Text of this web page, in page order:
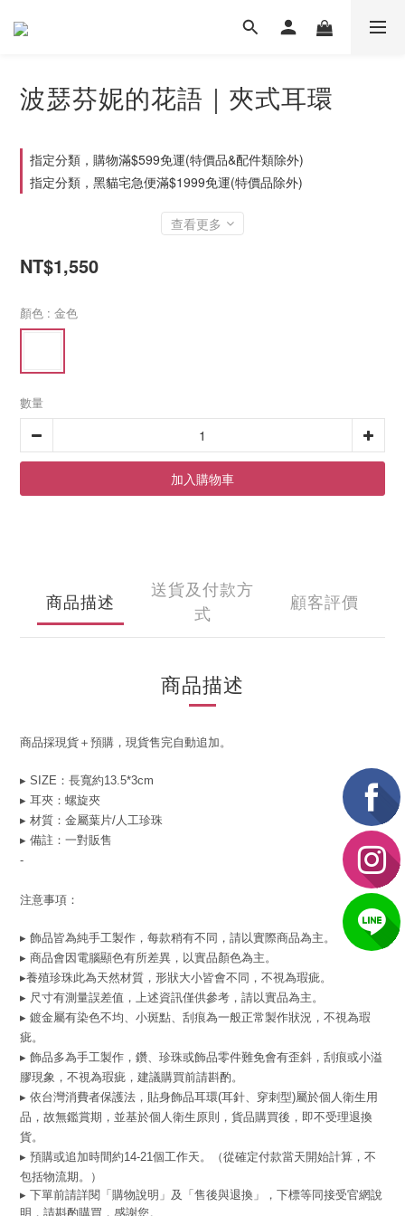
波瑟芬妮的花語｜夾式耳環
指定分類，購物滿$599免運(特價品&配件類除外)
指定分類，黑貓宅急便滿$1999免運(特價品除外)
查看更多
NT$1,550
顏色 : 金色
數量
加入購物車
商品描述
送貨及付款方
式
顧客評價
商品描述
商品採現貨＋預購，現貨售完自動追加。
▸ SIZE：長寬約13.5*3cm
▸ 耳夾：螺旋夾
▸ 材質：金屬葉片/人工珍珠
▸ 備註：一對販售
-
注意事項：
▸ 飾品皆為純手工製作，每款稍有不同，請以實際商品為主。
▸ 商品會因電腦顯色有所差異，以實品顏色為主。
▸養殖珍珠此為天然材質，形狀大小皆會不同，不視為瑕疵。
▸ 尺寸有測量誤差值，上述資訊僅供參考，請以實品為主。
▸ 鍍金屬有染色不均、小斑點、刮痕為一般正常製作狀況，不視為瑕
疵。
▸ 飾品多為手工製作，鑽、珍珠或飾品零件難免會有歪斜，刮痕或小溢
膠現象，不視為瑕疵，建議購買前請斟酌。
▸ 依台灣消費者保護法，貼身飾品耳環(耳針、穿刺型)屬於個人衛生用
品，故無鑑賞期，並基於個人衛生原則，貨品購買後，即不受理退換
貨。
▸ 預購或追加時間約14-21個工作天。（從確定付款當天開始計算，不
包括物流期。）
▸ 下單前請詳閱「購物說明」及「售後與退換」，下標等同接受官網說
明，請斟酌購買，感謝您。